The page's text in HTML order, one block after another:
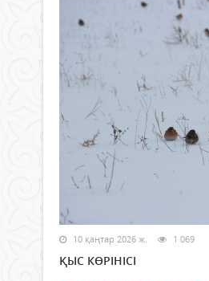
10 қаңтар 2026 ж. 1 069
ҚЫС КӨРІНІСІ